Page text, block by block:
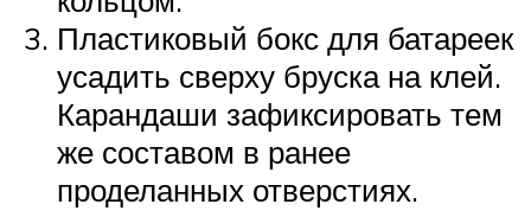
Пластиковый бокс для батареек
усадить сверху бруска на клей.
Карандаши зафиксировать тем
же составом в ранее
проделанных отверстиях.